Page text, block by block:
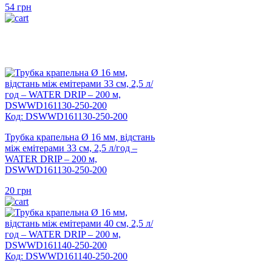
54 грн
Код: DSWWD161130-250-200
Трубка крапельна Ø 16 мм, відстань
між емітерами 33 см, 2,5 л/год –
WATER DRIP – 200 м,
DSWWD161130-250-200
20 грн
Код: DSWWD161140-250-200